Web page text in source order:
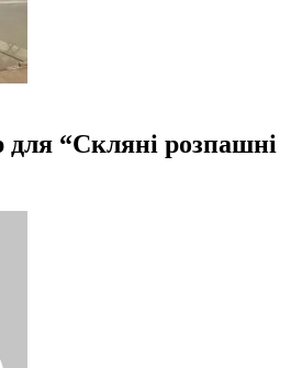
для “Скляні розпашні